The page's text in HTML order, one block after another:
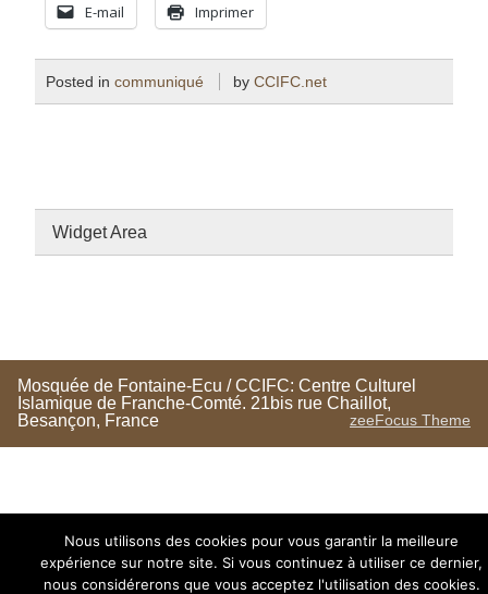
E-mail Imprimer
Posted incommuniqué by CCIFC.net
Widget Area
Mosquée de Fontaine-Ecu / CCIFC: Centre Culturel
Islamique de Franche-Comté. 21bis rue Chaillot,
Besançon, France
zeeFocus Theme
Nous utilisons des cookies pour vous garantir la meilleure
expérience sur notre site. Si vous continuez à utiliser ce dernier,
nous considérerons que vous acceptez l'utilisation des cookies.